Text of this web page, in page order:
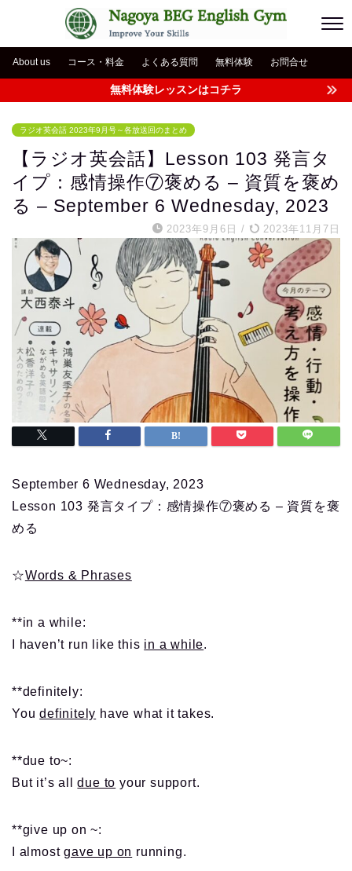
About us コース・料金 よくある質問 無料体験 お問合せ
無料体験レッスンはコチラ
ラジオ英会話 2023年9月号～各放送回のまとめ
【ラジオ英会話】Lesson 103 発言タ
イプ：感情操作⑦褒める – 資質を褒め
る – September 6 Wednesday, 2023
2023年9月6日 / 2023年11月7日
September 6 Wednesday, 2023
Lesson 103 発言タイプ：感情操作⑦褒める – 資質を褒
める
☆Words & Phrases
**in a while:
I haven’t run like this in a while.
**definitely:
Youdefinitely have what it takes.
**due to~:
But it’s alldue to your support.
**give up on ~:
I almostgave up on running.